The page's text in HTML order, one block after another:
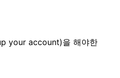
your account)을 해야한